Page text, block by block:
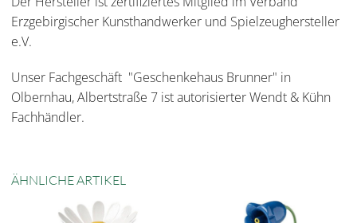
Erzgebirgischer Kunsthandwerker und Spielzeughersteller
e.V.
Unser Fachgeschäft "Geschenkehaus Brunner" in
Olbernhau, Albertstraße 7 ist autorisierter Wendt & Kühn
Fachhändler.
ÄHNLICHE ARTIKEL